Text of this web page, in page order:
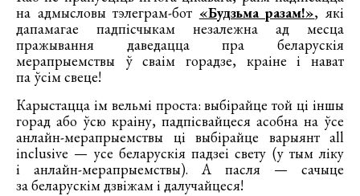
на адмысловы тэлеграм-бот «Будзьма разам!», які
дапамагае падпісчыкам незалежна ад месца
пражывання даведацца пра беларускія
мерапрыемствы ў сваім горадзе, краіне і нават
па ўсім свеце!
Карыстацца ім вельмі проста: выбірайце той ці іншы
горад або ўсю краіну, падпісвайцеся асобна на ўсе
анлайн-мерапрыемствы ці выбірайце варыянт all
inclusive — усе беларускія падзеі свету (у тым ліку
і анлайн-мерапрыемствы). А пасля — сачыце
за беларускім дзвіжам і далучайцеся!